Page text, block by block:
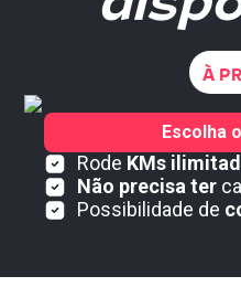
À
Rode KMs
Não precisa ter
Possibilidade de
Escolha